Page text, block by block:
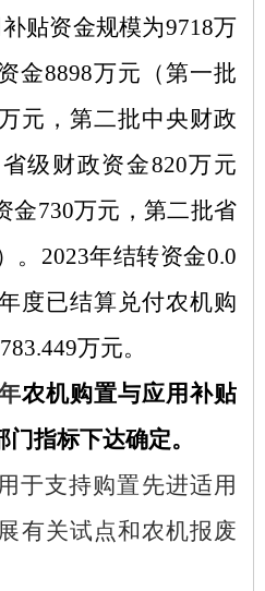
贴资金规模为9718万
金8898万元（第一批
元，第二批中央财政
级财政资金820万元
金730万元，第二批省
。2023年结转资金0.0
度已结算兑付农机购
万元。
农机购置与应用补贴
指标下达确定。
于支持购置先进适用
有关试点和农机报废